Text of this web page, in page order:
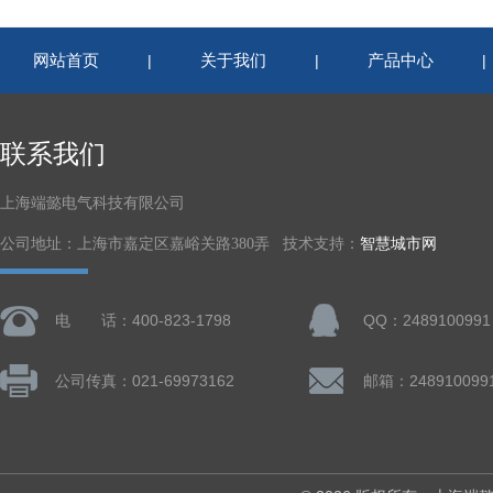
网站首页 | 关于我们 | 产品中心
联系我们
上海端懿电气科技有限公司
公司地址：上海市嘉定区嘉峪关路380弄 技术支持： 智慧城市网
电 话：400-823-1798 QQ：2489100991
公司传真：021-69973162 邮箱：